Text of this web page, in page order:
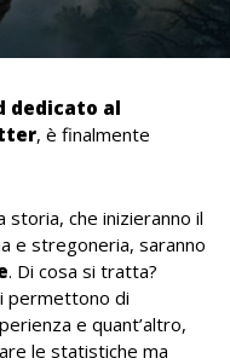
dedicato al
, è finalmente
storia, che inizieranno il
e stregoneria, saranno
. Di cosa si tratta?
permettono di
e quant’altro,
le statistiche ma